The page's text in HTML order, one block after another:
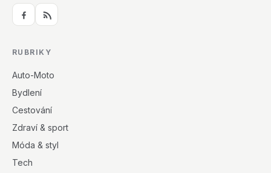
RUBRIKY
Auto-Moto
Bydlení
Cestování
Zdraví & sport
Móda & styl
Tech